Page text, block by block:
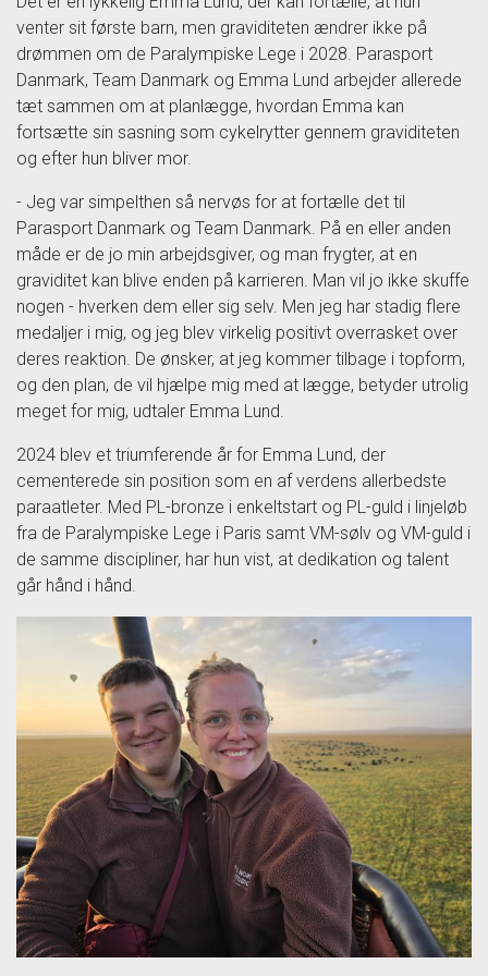
venter sit første barn, men graviditeten ændrer ikke på
drømmen om de Paralympiske Lege i 2028. Parasport
Danmark, Team Danmark og Emma Lund arbejder allerede
tæt sammen om at planlægge, hvordan Emma kan
fortsætte sin sasning som cykelrytter gennem graviditeten
og efter hun bliver mor.
- Jeg var simpelthen så nervøs for at fortælle det til
Parasport Danmark og Team Danmark. På en eller anden
måde er de jo min arbejdsgiver, og man frygter, at en
graviditet kan blive enden på karrieren. Man vil jo ikke skuffe
nogen - hverken dem eller sig selv. Men jeg har stadig flere
medaljer i mig, og jeg blev virkelig positivt overrasket over
deres reaktion. De ønsker, at jeg kommer tilbage i topform,
og den plan, de vil hjælpe mig med at lægge, betyder utrolig
meget for mig, udtaler Emma Lund.
2024 blev et triumferende år for Emma Lund, der
cementerede sin position som en af verdens allerbedste
paraatleter. Med PL-bronze i enkeltstart og PL-guld i linjeløb
fra de Paralympiske Lege i Paris samt VM-sølv og VM-guld i
de samme discipliner, har hun vist, at dedikation og talent
går hånd i hånd.